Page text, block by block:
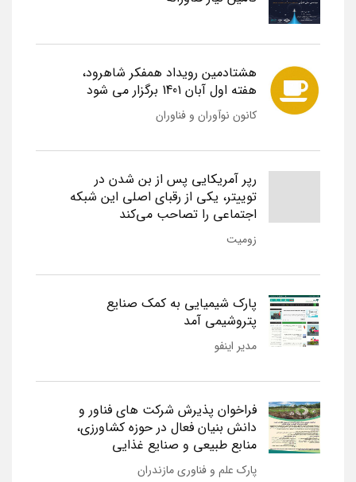
هشتادمین رویداد همفکر شاهرود،
هفته اول آبان 1401 برگزار می شود
کانون نوآوران و فناوران
رپر آمریکایی پس از بن شدن در
توییتر، یکی از رقبای اصلی این شبکه
اجتماعی را تصاحب می‌کند
زومیت
پارک شیمیایی به کمک صنایع
پتروشیمی آمد
مدیر اینفو
فراخوان پذیرش شرکت های فناور و
دانش بنیان فعال در حوزه کشاورزی،
منابع طبیعی و صنایع غذایی
پارک علم و فناوری مازندران